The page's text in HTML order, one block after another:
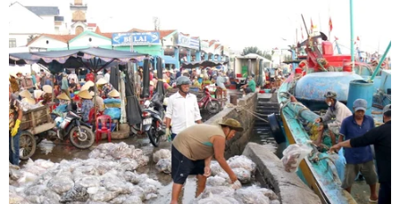
bệnh có thể diễn biến đến viêm phổi nặng, suy hô hấp
tiến triển và tử vong, đặc biệt ở những người có bệnh
mạn tính, suy giảm miễn dịch.